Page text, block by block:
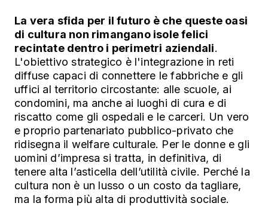
La vera sfida per il futuro è che queste oasi
di cultura non rimangano isole felici
recintate dentro i perimetri aziendali.
L'obiettivo strategico è l'integrazione in reti
diffuse capaci di connettere le fabbriche e gli
uffici al territorio circostante: alle scuole, ai
condomini, ma anche ai luoghi di cura e di
riscatto come gli ospedali e le carceri. Un vero
e proprio partenariato pubblico-privato che
ridisegna il welfare culturale. Per le donne e gli
uomini d’impresa si tratta, in definitiva, di
tenere alta l’asticella dell’utilità civile. Perché la
cultura non è un lusso o un costo da tagliare,
ma la forma più alta di produttività sociale.